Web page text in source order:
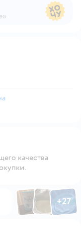
качества
ФотоФотоФото
+27
Открыть